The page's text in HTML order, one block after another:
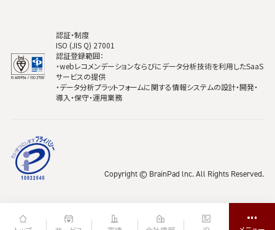
認証・制度
ISO (JIS Q) 27001
認証登録範囲：
・webレコメンデーションならびにデータ分析技術を利用したSaaS
サービスの提供
・データ分析プラットフォームに関する情報システムの設計・開発・
導入・保守・運用業務
Copyright © BrainPad lnc. All Rights Reserved.